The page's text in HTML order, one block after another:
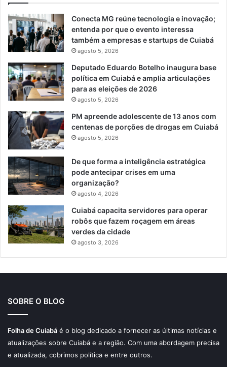
Conecta MG reúne tecnologia e inovação;
entenda por que o evento interessa
também a empresas e startups de Cuiabá
agosto 5, 2026
Deputado Eduardo Botelho inaugura base
política em Cuiabá e amplia articulações
para as eleições de 2026
agosto 5, 2026
PM apreende adolescente de 13 anos com
centenas de porções de drogas em Cuiabá
agosto 5, 2026
De que forma a inteligência estratégica
pode antecipar crises em uma
organização?
agosto 4, 2026
Cuiabá capacita servidores para operar
robôs que fazem roçagem em áreas
verdes da cidade
agosto 3, 2026
SOBRE O BLOG
Folha de Cuiabá é o blog dedicado a fornecer as últimas notícias e
atualizações sobre Cuiabá e a região. Com uma abordagem precisa
e atualizada, cobrimos política e entre outros.